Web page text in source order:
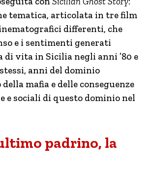
tematica, articolata in tre film
differenti, che
e i sentimenti generati
di vita in Sicilia negli anni ’80 e
anni del dominio
mafia e delle conseguenze
e sociali di questo dominio nel
padrino, la